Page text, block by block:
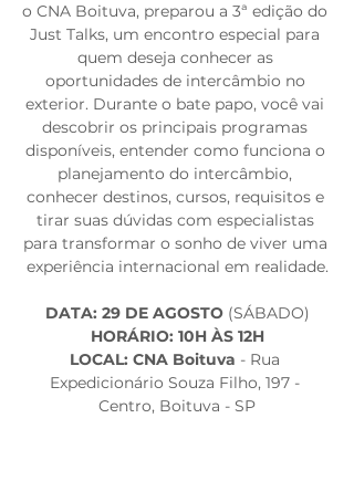
o CNA Boituva, preparou a 3ª edição do
Just Talks, um encontro especial para
quem deseja conhecer as
oportunidades de intercâmbio no
exterior. Durante o bate papo, você vai
descobrir os principais programas
disponíveis, entender como funciona o
planejamento do intercâmbio,
conhecer destinos, cursos, requisitos e
tirar suas dúvidas com especialistas
para transformar o sonho de viver uma
experiência internacional em realidade.
DATA: 29 DE AGOSTO (SÁBADO)
HORÁRIO: 10H ÀS 12H
LOCAL: CNA Boituva - Rua
Expedicionário Souza Filho, 197 -
Centro, Boituva - SP